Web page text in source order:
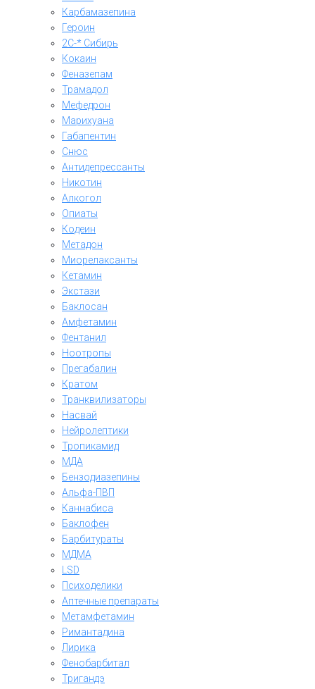
Карбамазепина
Героин
2C-* Сибирь
Кокаин
Феназепам
Трамадол
Мефедрон
Марихуана
Габапентин
Снюс
Антидепрессанты
Никотин
Алкогол
Опиаты
Кодеин
Метадон
Миорелаксанты
Кетамин
Экстази
Баклосан
Амфетамин
Фентанил
Ноотропы
Прегабалин
Кратом
Транквилизаторы
Насвай
Нейролептики
Тропикамид
МДА
Бензодиазепины
Альфа-ПВП
Каннабиса
Баклофен
Барбитураты
МДМА
LSD
Психоделики
Аптечные препараты
Метамфетамин
Римантадина
Лирика
Фенобарбитал
Тригандэ